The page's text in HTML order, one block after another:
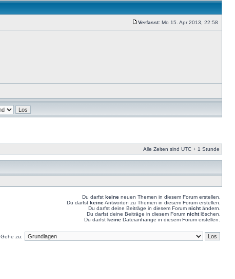
Verfasst: Mo 15. Apr 2013, 22:58
Alle Zeiten sind UTC + 1 Stunde
Du darfst keine neuen Themen in diesem Forum erstellen.
Du darfst keineAntworten zu Themen in diesem Forum erstellen.
Du darfst deine Beiträge in diesem Forum nichtändern.
Du darfst deine Beiträge in diesem Forum nichtlöschen.
Du darfst keine Dateianhänge in diesem Forum erstellen.
Gehe zu: